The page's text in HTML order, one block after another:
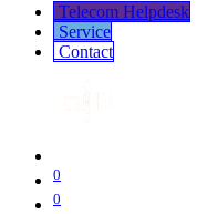
Telecom Helpdesk
Service
Co​​​​​​ntact
0
0